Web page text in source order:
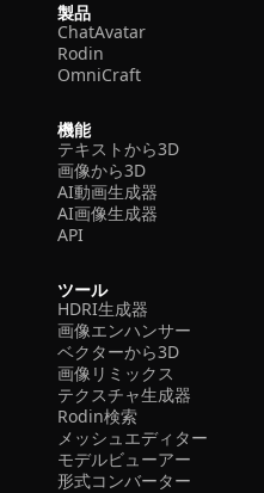
製品
ChatAvatar
Rodin
OmniCraft
機能
テキストから3D
画像から3D
AI動画生成器
AI画像生成器
API
ツール
HDRI生成器
画像エンハンサー
ベクターから3D
画像リミックス
テクスチャ生成器
Rodin検索
メッシュエディター
モデルビューアー
形式コンバーター